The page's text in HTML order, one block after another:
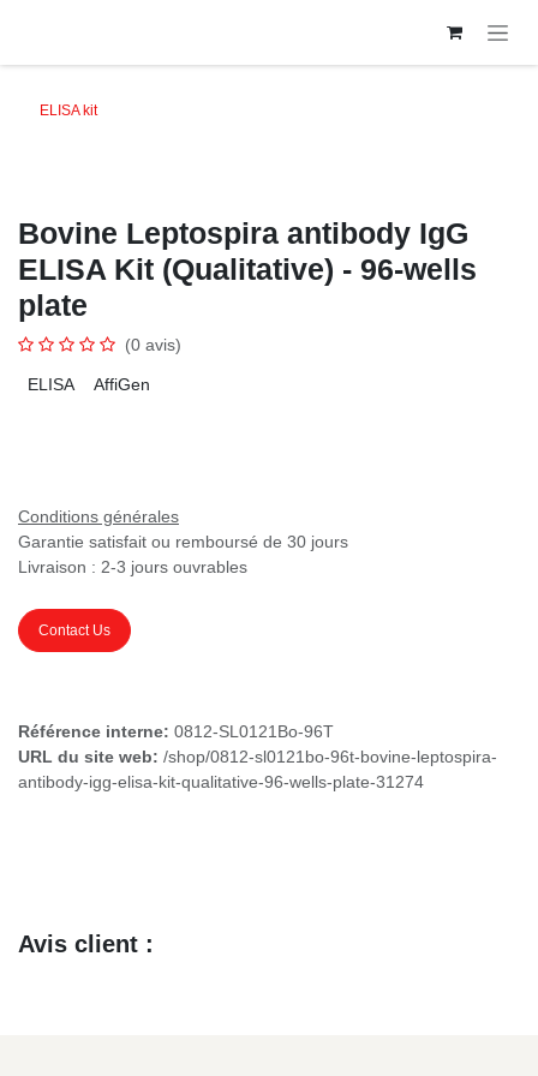
ELISA kit
Bovine Leptospira antibody IgG
ELISA Kit (Qualitative) - 96-wells
plate
(0 avis)
ELISA AffiGen
Conditions générales
Garantie satisfait ou remboursé de 30 jours
Livraison : 2-3 jours ouvrables
Contact Us
Référence interne: 0812-SL0121Bo-96T
URL du site web: /shop/0812-sl0121bo-96t-bovine-leptospira-
antibody-igg-elisa-kit-qualitative-96-wells-plate-31274
Avis client :